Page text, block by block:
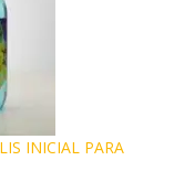
INICIAL PARA